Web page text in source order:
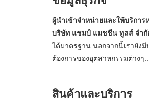
ผู้นำเข้าจำหน่ายและให้บริการ
บริษัท แชมป์ แมชชีน ทูลส์ จำ
ได้มาตรฐาน นอกจากนี้เรายัง
ต้องการของอุตสาหกรรมต่างๆ
สินค้าและบริการ